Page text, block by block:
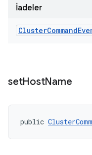
İadeler
ClusterCommand
setHostName
public